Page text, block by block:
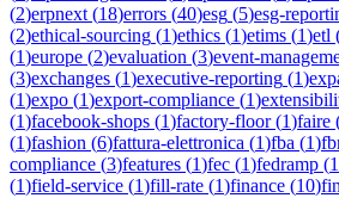
(2)erpnext (18)errors (40)esg (5)esg-
(2)ethical-sourcing (1)ethics (1)etims (1)etl
(1)europe (2)evaluation (3)event-
(3)exchanges (1)executive-reporting (1)
(1)expo (1)export-compliance (1)
(1)facebook-shops (1)factory-floor(1)faire
(1)fashion (6)fattura-elettronica (1)fba (1)
compliance (3)features (1)fec (1)fedramp (1
(1)field-service (1)fill-rate (1)finance (10)